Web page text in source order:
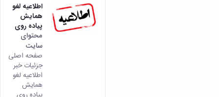
اطلاعیه لغو
همایش
پیاده روی
محتوای
سایت
صفحه اصلی
جزئیات خبر
اطلاعیه لغو
همایش